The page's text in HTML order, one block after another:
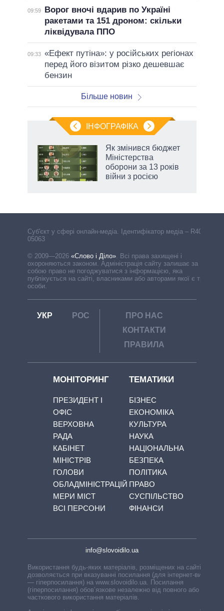
09:59
Ворог вночі вдарив по Україні
ракетами та 151 дроном: скільки
ліквідувала ППО
09:33 «Ефект путіна»: у російських регіонах
перед його візитом різко дешевшає
бензин
Більше новин
ІНФОГРАФІКА
Як змінився бюджет
Міністерства
оборони за 13 років
війни з росією
Cуб'єкт у сфері онлайн-медіа. Ідентифікатор медіа – R40-
05063
© 2009—2026 «Слово і Діло»
Всі права захищені і
охороняються законом. Адміністрація сайту залишає за
собою право не погоджуватися з інформацією, яка
публікується на сайті, власниками або авторами якої є треті
особи.
УКР РОС
ПРО НАС
КОНТАКТИ
ПРАВИЛА
МОНІТОРИНГ
ПРЕЗИДЕНТ І
ОФІС
ВЕРХОВНА
РАДА
КАБІНЕТ
МІНІСТРІВ
ГОЛОВИ
ОБЛАДМІНІСТРАЦІЙ
МЕРИ МІСТ
ВСІ ПЕРСОНИ
ТЕМАТИКИ
БІЗНЕС
ЕКОНОМІКА
КУЛЬТУРА
НАУКА
НАЦІОНАЛЬНА
БЕЗПЕКА
ПОЛІТИКА
ПРАВО
СУСПІЛЬСТВО
ФІНАНСИ
info@slovoidilo.ua
Використання будь-яких матеріалів, розміщених на сайті,
дозволяється при вказуванні посилання (для інтернет-видань
— гіперпосилання) на www.slovoidilo.ua. Посилання
(гіперпосилання) обов’язкове незалежно від повного або
часткового використання матеріалів.